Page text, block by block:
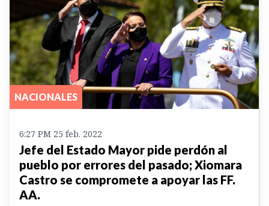
NACIONALES
6:27 PM 25 feb. 2022
Jefe del Estado Mayor pide perdón al
pueblo por errores del pasado; Xiomara
Castro se compromete a apoyar las FF.
AA.